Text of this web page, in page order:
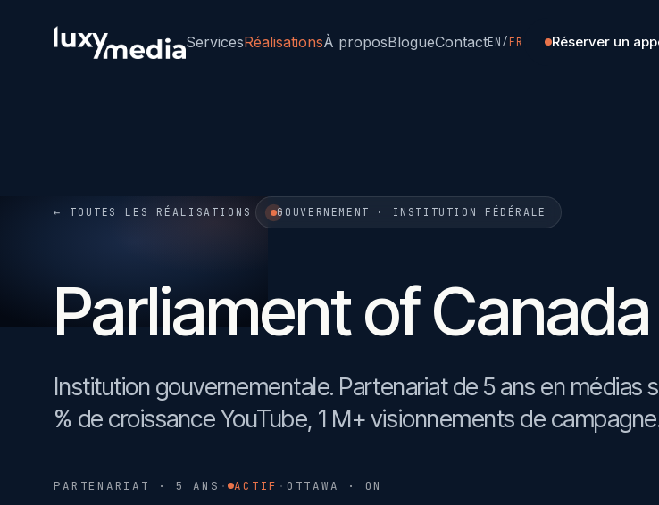
ServicesRéalisationsÀ proposBlogueContactEN /FR Réserver un
← TOUTES LES RÉALISATIONS GOUVERNEMENT · INSTITUTION FÉDÉRALE
Parliament of Canada
Institution gouvernementale. Partenariat de 5 ans en médias
% de croissance YouTube, 1 M+ visionnements de
PARTENARIAT · 5 ANS · ACTIF · OTTAWA · ON